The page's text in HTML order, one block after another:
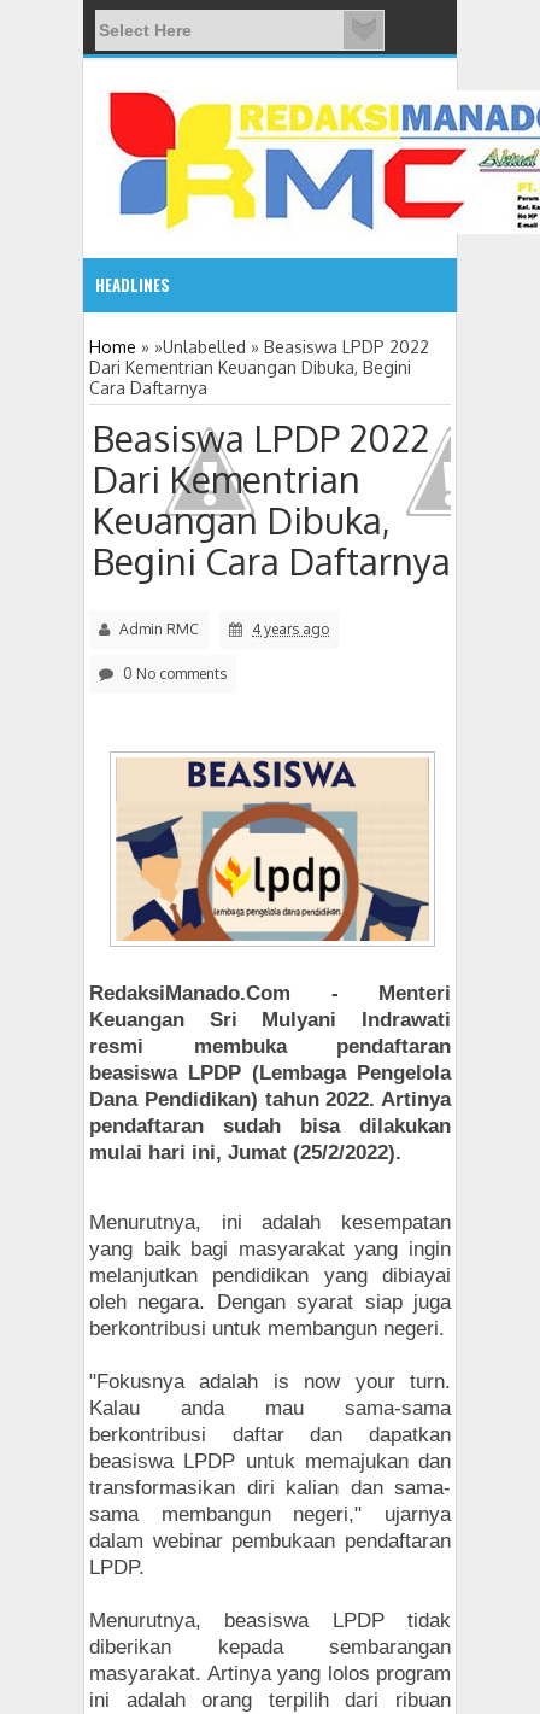
HEADLINES
08:03 AM
ADVETORIAL JONRU GANTIKAN MONO PIMPIN DPRD
Home » »Unlabelled » Beasiswa LPDP 2022
Dari Kementrian Keuangan Dibuka, Begini
Cara Daftarnya
Beasiswa LPDP 2022
Dari Kementrian
Keuangan Dibuka,
Begini Cara Daftarnya
Admin RMC 4 years ago
0 No comments
RedaksiManado.Com - Menteri
Keuangan Sri Mulyani Indrawati
resmi membuka pendaftaran
beasiswa LPDP (Lembaga Pengelola
Dana Pendidikan) tahun 2022. Artinya
pendaftaran sudah bisa dilakukan
mulai hari ini, Jumat (25/2/2022).
Menurutnya, ini adalah kesempatan
yang baik bagi masyarakat yang ingin
melanjutkan pendidikan yang dibiayai
oleh negara. Dengan syarat siap juga
berkontribusi untuk membangun negeri.
"Fokusnya adalah is now your turn.
Kalau anda mau sama-sama
berkontribusi daftar dan dapatkan
beasiswa LPDP untuk memajukan dan
transformasikan diri kalian dan sama-
sama membangun negeri," ujarnya
dalam webinar pembukaan pendaftaran
LPDP.
Menurutnya, beasiswa LPDP tidak
diberikan kepada sembarangan
masyarakat. Artinya yang lolos program
ini adalah orang terpilih dari ribuan